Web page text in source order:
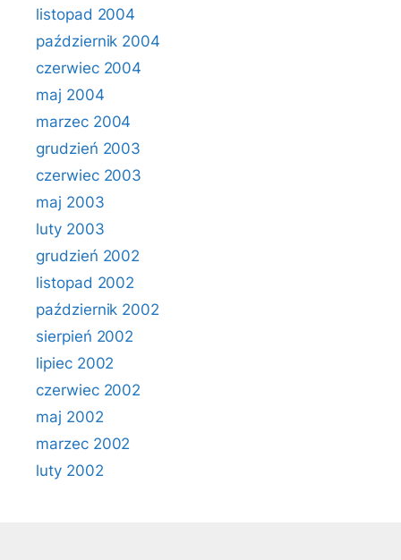
listopad 2004
październik 2004
czerwiec 2004
maj 2004
marzec 2004
grudzień 2003
czerwiec 2003
maj 2003
luty 2003
grudzień 2002
listopad 2002
październik 2002
sierpień 2002
lipiec 2002
czerwiec 2002
maj 2002
marzec 2002
luty 2002